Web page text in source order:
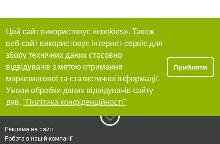
Цей сайт використовує «cookies». Також
веб-сайт використовує інтернет-сервіс для
збору технічних даних стосовно
відвідувачів з метою отримання
маркетингової та статистичної інформації.
Умови обробки даних відвідувачів сайту
див. "Політика конфіденційності"
Прийняти
Реклама на сайті
Робота в нашій компанії